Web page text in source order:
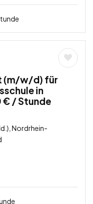
(m/w/d) für
in
€ / Stunde
Nordrhein-